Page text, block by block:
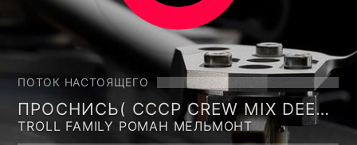
ПОТОК НАСТОЯЩЕГО
ПРОСНИСЬ( CCCP CREW MIX DEEP
HOUSE VOL 1 )
TROLL FAMILY РОМАН МЕЛЬМОНТ